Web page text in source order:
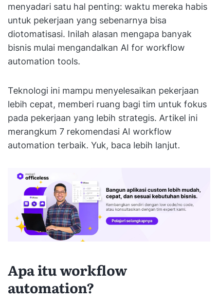
menyadari satu hal penting: waktu mereka habis
untuk pekerjaan yang sebenarnya bisa
diotomatisasi. Inilah alasan mengapa banyak
bisnis mulai mengandalkan AI for workflow
automation tools.
Teknologi ini mampu menyelesaikan pekerjaan
lebih cepat, memberi ruang bagi tim untuk fokus
pada pekerjaan yang lebih strategis. Artikel ini
merangkum 7 rekomendasi AI workflow
automation terbaik. Yuk, baca lebih lanjut.
Apa itu workflow
automation?